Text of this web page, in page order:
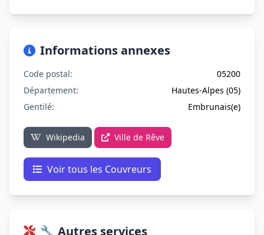
Informations annexes
Code postal:
05200
Département:
Hautes-Alpes (05)
Gentilé:
Embrunais(e)
Wikipedia Ville de Rêve
Voir tous les Couvreurs
🔧 Autres services